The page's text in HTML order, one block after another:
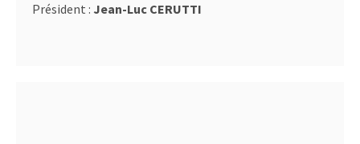
Président : Jean-Luc CERUTTI